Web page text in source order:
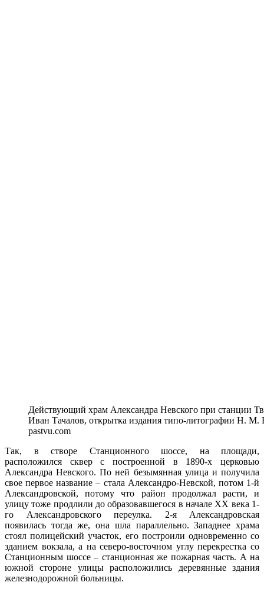
Действующий храм Александра Невского при станции
Иван Тачалов, открытка издания типо-литографии Н. М.
pastvu.com
Так, в створе Станционного шоссе, на площади,
расположился сквер с построенной в 1890-х церковью
Александра Невского. По ней безымянная улица и получила
свое первое название– стала Александро-Невской, потом 1-й
Александровской, потому что район продолжал расти, и
улицу тоже продлили до образовавшегося в начале XX века 1-
го Александровского переулка. 2-я Александровская
появилась тогда же, она шла параллельно. Западнее храма
стоял полицейский участок, его построили одновременно со
зданием вокзала, а на северо-восточном углу перекрестка со
Станционным шоссе – станционная же пожарная часть. А на
южной стороне улицы расположились деревянные здания
железнодорожной больницы.